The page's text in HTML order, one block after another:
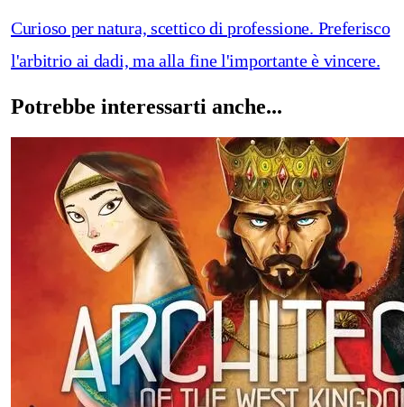
Curioso per natura, scettico di professione. Preferisco
l'arbitrio ai dadi, ma alla fine l'importante è vincere.
Potrebbe interessarti anche...